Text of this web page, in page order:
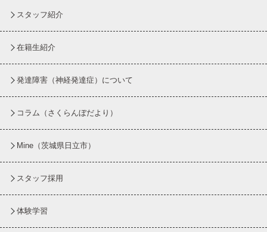
スタッフ紹介
在籍生紹介
発達障害（神経発達症）について
コラム （さくらんぼだより）
Mine（茨城県日立市）
スタッフ採用
体験学習